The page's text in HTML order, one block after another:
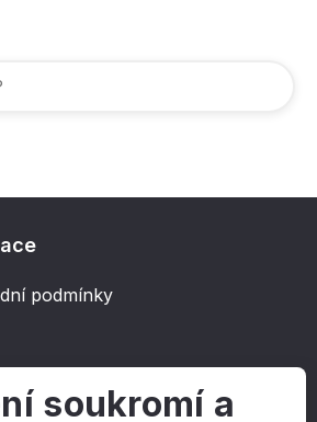
podmínky
soukromí a